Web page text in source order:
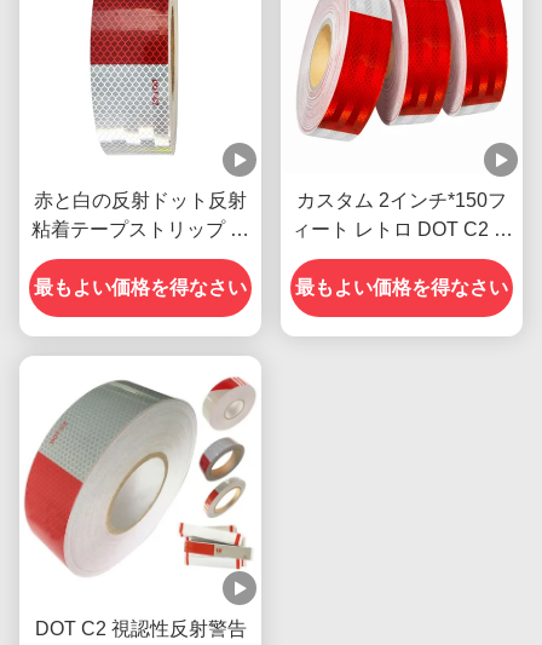
赤と白の反射ドット反射
粘着テープストリップ 屋
外用
最もよい価格を得なさい
カスタム 2インチ*150フ
ィート レトロ DOT C2 ト
ラック用トレーラー用反
射テープステッカー
最もよい価格を得なさい
DOT C2 視認性反射警告